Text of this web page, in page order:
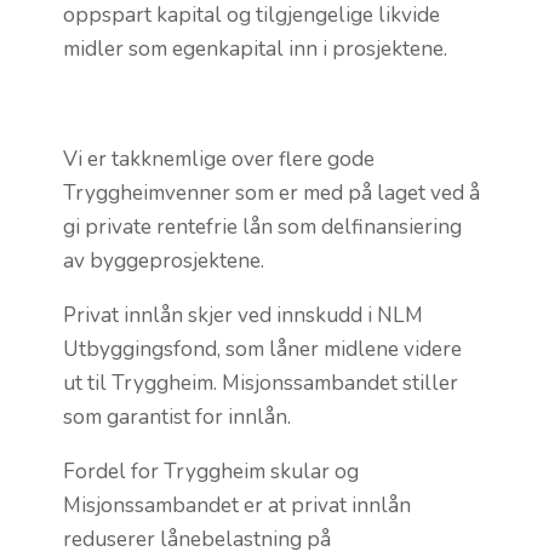
oppspart kapital og tilgjengelige likvide
midler som egenkapital inn i prosjektene.
Vi er takknemlige over flere gode
Tryggheimvenner som er med på laget ved å
gi private rentefrie lån som delfinansiering
av byggeprosjektene.
Privat innlån skjer ved innskudd i NLM
Utbyggingsfond, som låner midlene videre
ut til Tryggheim. Misjonssambandet stiller
som garantist for innlån.
Fordel for Tryggheim skular og
Misjonssambandet er at privat innlån
reduserer lånebelastning på